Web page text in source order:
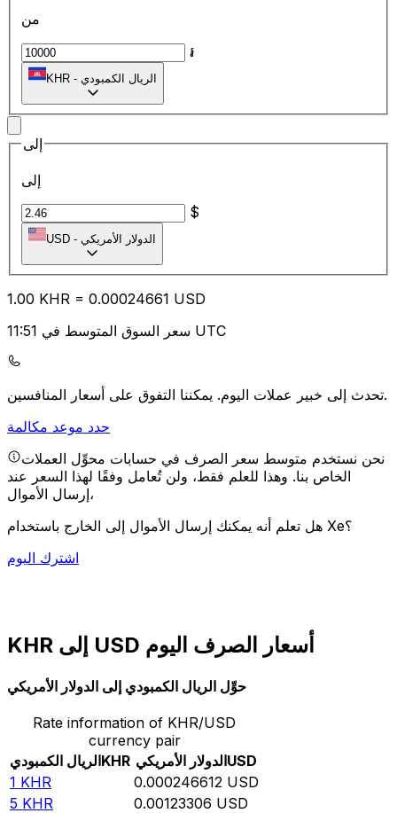
من
៛
KHR - الريال الكمبودي
إلى
إلى
$
USD - الدولار الأمريكي
1.00 KHR = 0.00024661 USD
سعر السوق المتوسط في 11:51 UTC
تحدث إلى خبير عملات اليوم.يمكننا التفوق على أسعار المنافسين.
حدد موعد مكالمة
نحن نستخدم متوسط سعر الصرف في حسابات محوِّل العملات
الخاص بنا. وهذا للعلم فقط، ولن تُعامل وفقًا لهذا السعر عند
إرسال الأموال،
هل تعلم أنه يمكنك إرسال الأموال إلى الخارج باستخدام Xe؟
اشترك اليوم
KHR إلى USD أسعار الصرف اليوم
حوِّل الريال الكمبودي إلى الدولار الأمريكي
Rate information of KHR/USD
currency pair
الريال الكمبوديKHR الدولار الأمريكيUSD
1 KHR 0.000246612 USD
5 KHR 0.00123306 USD